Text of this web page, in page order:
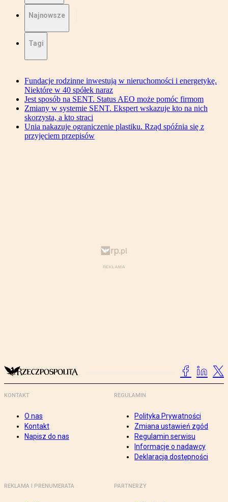
Najnowsze
Tagi
Fundacje rodzinne inwestują w nieruchomości i energetykę.
Niektóre w 40 spółek naraz
Jest sposób na SENT. Status AEO może pomóc firmom
Zmiany w systemie SENT. Ekspert wskazuje kto na nich
skorzysta, a kto straci
Unia nakazuje ograniczenie plastiku. Rząd spóźnia się z
przyjęciem przepisów
KONTAKT
O nas
Kontakt
Napisz do nas
REGULAMIN
Polityka Prywatności
Zmiana ustawień zgód
Regulamin serwisu
Informacje o nadawcy
Deklaracja dostępności
REKLAMA I PRENUMERATA PARTNERZY